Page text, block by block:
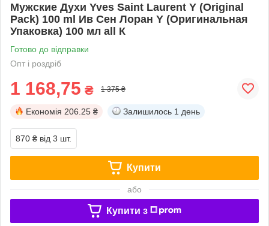
Мужские Духи Yves Saint Laurent Y (Original
Pack) 100 ml Ив Сен Лоран Y (Оригинальная
Упаковка) 100 мл all К
Готово до відправки
Опт і роздріб
1 168,75 ₴ 1 375 ₴
Економія 206.25 ₴ Залишилось 1 день
870 ₴ від 3 шт.
Купити
або
Купити з